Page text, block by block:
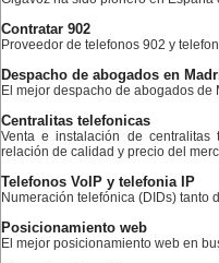
Contratar 902
Proveedor de telefonos 902 y
Despacho de abogados en
El mejor despacho de abogados de
Centralitas telefonicas
Venta e instalación de
relación de calidad y precio del
Telefonos VoIP y telefonia IP
Numeración telefónica (DIDs) tanto
Posicionamiento web
El mejor posicionamiento web en